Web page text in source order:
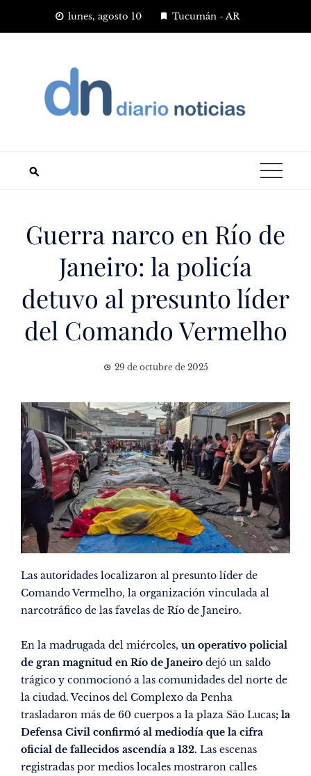
lunes, agosto 10 Tucumán - AR
Guerra narco en Río de
Janeiro: la policía
detuvo al presunto líder
del Comando Vermelho
29 de octubre de 2025
Las autoridades localizaron al presunto líder de
Comando Vermelho, la organización vinculada al
narcotráfico de las favelas de Río de Janeiro.
En la madrugada del miércoles, un operativo policial
de gran magnitud en Río de Janeiro dejó un saldo
trágico y conmocionó a las comunidades del norte de
la ciudad. Vecinos del Complexo da Penha
trasladaron más de 60 cuerpos a la plaza São Lucas; la
Defensa Civil confirmó al mediodía que la cifra
oficial de fallecidos ascendía a 132. Las escenas
registradas por medios locales mostraron calles